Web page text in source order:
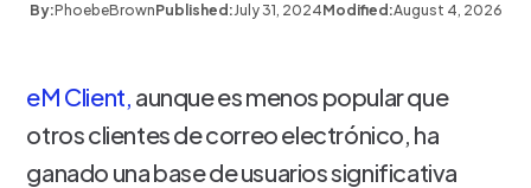
By:PhoebeBrownPublished:July 31, 2024Modified:August 4, 2026
eM Client, aunque es menos popular que
otros clientes de correo electrónico, ha
ganado una base de usuarios significativa